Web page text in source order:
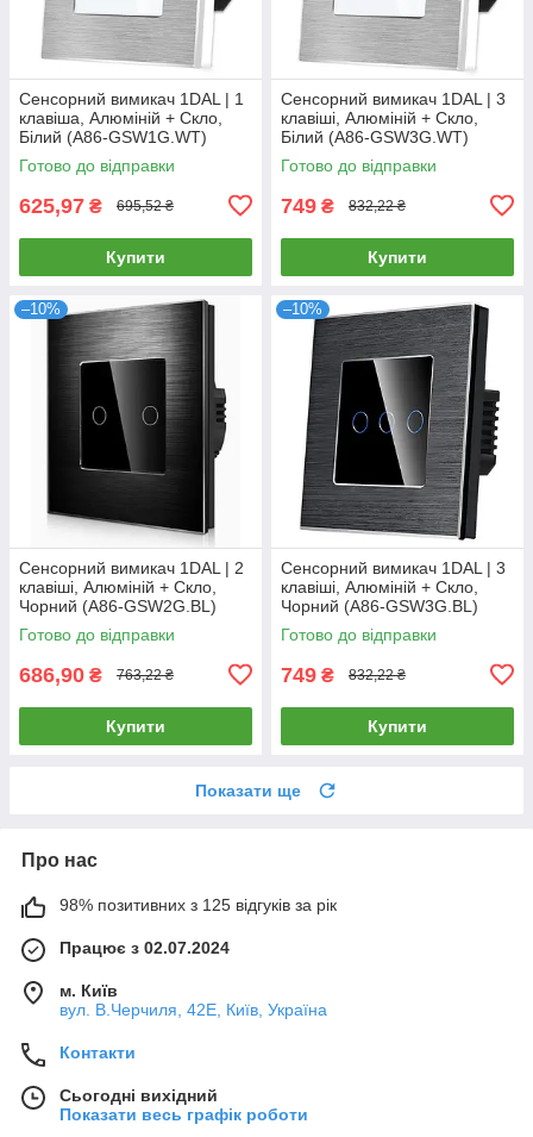
Сенсорний вимикач 1DAL | 1
клавіша, Алюміній + Скло,
Білий (A86-GSW1G.WT)
Готово до відправки
625,97 ₴ 695,52 ₴
Купити
Сенсорний вимикач 1DAL | 3
клавіші, Алюміній + Скло,
Білий (A86-GSW3G.WT)
Готово до відправки
749 ₴ 832,22 ₴
Купити
–10%
Сенсорний вимикач 1DAL | 2
клавіші, Алюміній + Скло,
Чорний (A86-GSW2G.BL)
Готово до відправки
686,90 ₴ 763,22 ₴
Купити
–10%
Сенсорний вимикач 1DAL | 3
клавіші, Алюміній + Скло,
Чорний (A86-GSW3G.BL)
Готово до відправки
749 ₴ 832,22 ₴
Купити
Показати ще
Про нас
98% позитивних з 125 відгуків за рік
Працює з 02.07.2024
м. Київ
вул. В.Черчиля, 42Е, Київ, Україна
Контакти
Сьогодні вихідний
Показати весь графік роботи